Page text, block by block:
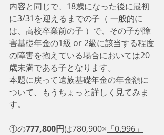
内容と同じで、18歳になった後に最初
に3/31を迎えるまでの子（ 一般的に
は、高校卒業前の子 ）で、その子が障
害基礎年金の1級 or 2級に該当する程度
の障害を抱えている場合においては20
歳未満である子となります。
本題に戻って遺族基礎年金の年金額に
ついて、もうちょっと詳しく見てみま
す。
①の777,800円は780,900× 「0.996」